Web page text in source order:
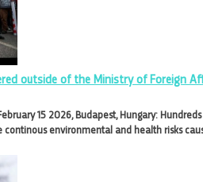
outside of the Ministry of Foreign
15 2026, Budapest, Hungary:
continous environmental and health risks